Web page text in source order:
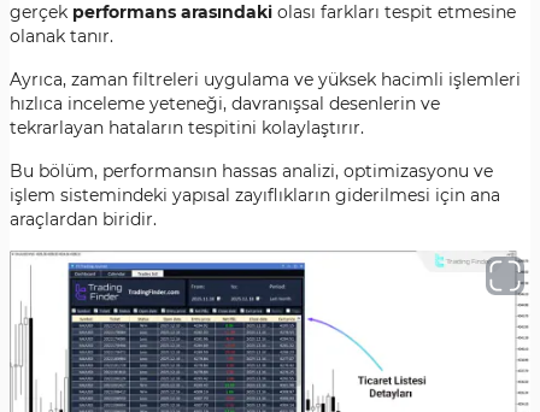
gerçek performans arasındaki olası farkları tespit etmesine
olanak tanır.
Ayrıca, zaman filtreleri uygulama ve yüksek hacimli işlemleri
hızlıca inceleme yeteneği, davranışsal desenlerin ve
tekrarlayan hataların tespitini kolaylaştırır.
Bu bölüm, performansın hassas analizi, optimizasyonu ve
işlem sistemindeki yapısal zayıflıkların giderilmesi için ana
araçlardan biridir.